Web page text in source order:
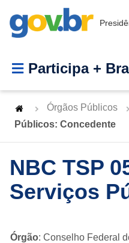
Participa +
Órgãos Públicos
Públicos: Concedente
NBC TSP
Serviços
Órgão: Conselho Federal